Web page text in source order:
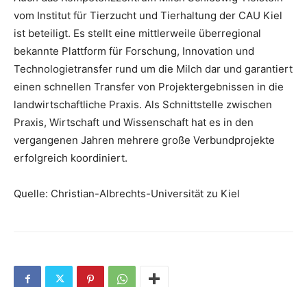
vom Institut für Tierzucht und Tierhaltung der CAU Kiel
ist beteiligt. Es stellt eine mittlerweile überregional
bekannte Plattform für Forschung, Innovation und
Technologietransfer rund um die Milch dar und garantiert
einen schnellen Transfer von Projektergebnissen in die
landwirtschaftliche Praxis. Als Schnittstelle zwischen
Praxis, Wirtschaft und Wissenschaft hat es in den
vergangenen Jahren mehrere große Verbundprojekte
erfolgreich koordiniert.
Quelle: Christian-Albrechts-Universität zu Kiel